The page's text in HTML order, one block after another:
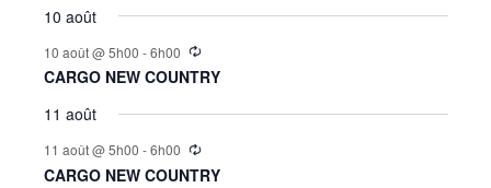
10 août
10 août @ 5h00 -6h00
CARGO NEW COUNTRY
11 août
11 août @ 5h00 -6h00
CARGO NEW COUNTRY